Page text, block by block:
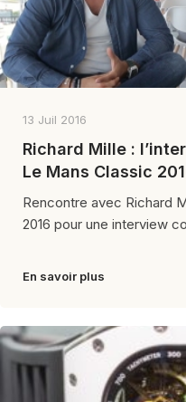
13 Juil 2016
Richard Mille :
Le Mans Classic
Rencontre avec Richard
2016 pour une interview
En savoir plus